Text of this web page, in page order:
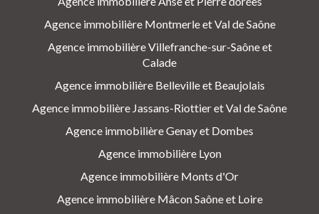
Agence immobilière Montmerle et Val de Saône
Agence immobilière Villefranche-sur-Saône et
Calade
Agence immobilière Belleville et Beaujolais
Agence immobilière Jassans-Riottier et Val de Saône
Agence immobilière Genay et Dombes
Agence immobilière Lyon
Agence immobilière Monts d'Or
Agence immobilière Mâcon Saône et Loire